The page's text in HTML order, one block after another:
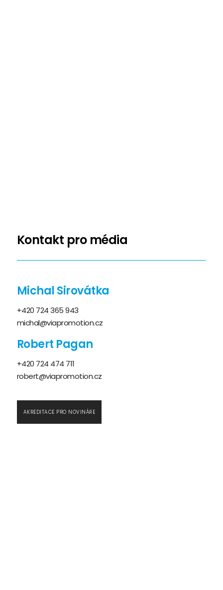
Kontakt pro média
Michal Sirovátka
+420 724 365 943
michal@viapromotion.cz
Robert Pagan
+420 724 474 711
robert@viapromotion.cz
AKREDITACE PRO NOVINÁŘE